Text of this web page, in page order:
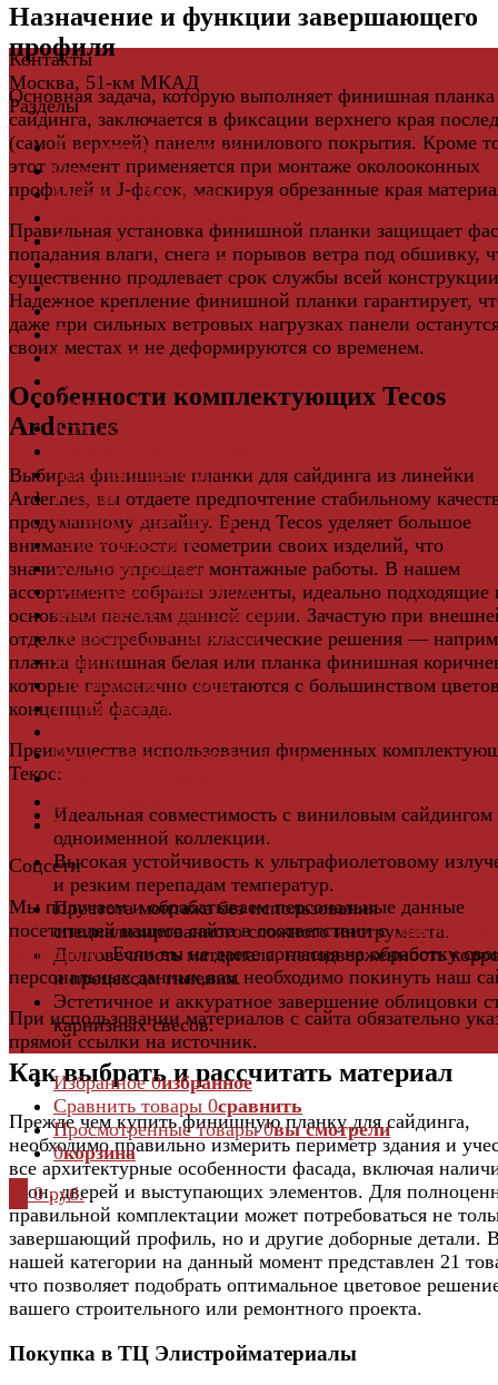
Назначение и функции завершающего
профиля
Основная задача, которую выполняет финишная планка
сайдинга, заключается в фиксации верхнего края
(самой верхней) панели винилового покрытия. Кроме
этот элемент применяется при монтаже околооконных
профилей и J-фасок, маскируя обрезанные края
Правильная установка финишной планки защищает
попадания влаги, снега и порывов ветра под обшивку,
существенно продлевает срок службы всей
Надежное крепление финишной планки гарантирует,
даже при сильных ветровых нагрузках панели
своих местах и не деформируются со временем.
Особенности комплектующих Tecos
Ardennes
Выбирая финишные планки для сайдинга из линейки
Ardennes, вы отдаете предпочтение стабильному
продуманному дизайну. Бренд Tecos уделяет большое
внимание точности геометрии своих изделий, что
значительно упрощает монтажные работы. В нашем
ассортименте собраны элементы, идеально подходящие
основным панелям данной серии. Зачастую при
отделке востребованы классические решения —
планка финишная белая или планка финишная
которые гармонично сочетаются с большинством
концепций фасада.
Преимущества использования фирменных
Текос:
Идеальная совместимость с виниловым сайдингом
одноименной коллекции.
Высокая устойчивость к ультрафиолетовому
и резким перепадам температур.
Простота монтажа без использования
специализированного сложного инструмента.
Долговечность материала, неподверженность
и процессам гниения.
Эстетичное и аккуратное завершение облицовки
карнизных свесов.
Как выбрать и рассчитать материал
Прежде чем купить финишную планку для сайдинга,
необходимо правильно измерить периметр здания и
все архитектурные особенности фасада, включая
окон, дверей и выступающих элементов. Для
правильной комплектации может потребоваться не
завершающий профиль, но и другие доборные детали.
нашей категории на данный момент представлен 21
что позволяет подобрать оптимальное цветовое
вашего строительного или ремонтного проекта.
Покупка в ТЦ Элистройматериалы
Контакты
Москва, 51-км МКАД
Разделы
Керамическая плитка
Свет
Мебель и Интерьер
Фасадные панели
Террасная доска ДПК
Виниловый сайдинг
Водосточная система
Ламинат
Грядки ДПК
Ковры
Комплектующие
Дверная фурнитура
Кровля
Регулируемые опоры
Ступени из ДПК
Фасадная плитка
Фасадные термопанели
Фиброцементный Сайдинг
Подложка для ламината
Плинтус
Подложка из пробки
Пробковый пол
Инженерная паркетная доска
Виниловый ламинат
Массивная доска
Соцсети
Мы получаем и обрабатываем персональные данные
посетителей нашего сайта в соответствии с
политикой. Если вы не даете согласия на обработку
персональных данных,вам необходимо покинуть наш
При использовании материалов с сайта обязательно
прямой ссылки на источник.
Избранное 0избранное
Сравнить товары 0сравнить
Просмотренные товары 0вы смотрели
0корзина
0 руб.